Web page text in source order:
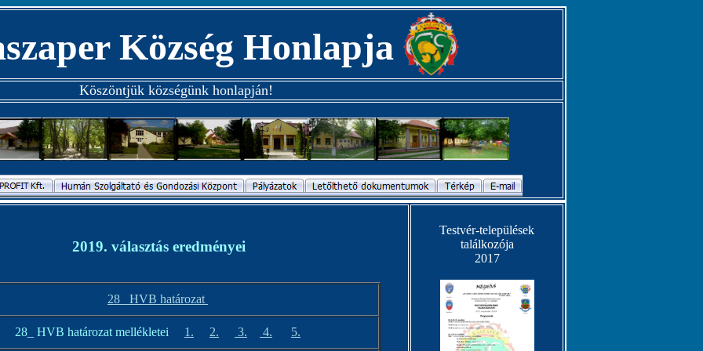
Község Honlapja
Köszöntjük községünk honlapján!
2019. választás eredményei
28_ HVB határozat
28_ HVB határozat mellékletei 1. 2. 3. 4. 5.
Testvér-települések
találkozója
2017